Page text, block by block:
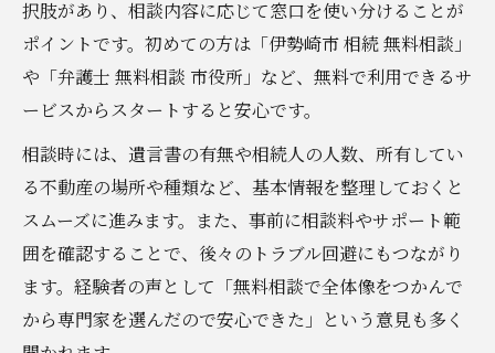
択肢があり、相談内容に応じて窓口を使い分けることが
ポイントです。初めての方は「伊勢崎市 相続 無料相談」
や「弁護士 無料相談 市役所」など、無料で利用できるサ
ービスからスタートすると安心です。
相談時には、遺言書の有無や相続人の人数、所有してい
る不動産の場所や種類など、基本情報を整理しておくと
スムーズに進みます。また、事前に相談料やサポート範
囲を確認することで、後々のトラブル回避にもつながり
ます。経験者の声として「無料相談で全体像をつかんで
から専門家を選んだので安心できた」という意見も多く